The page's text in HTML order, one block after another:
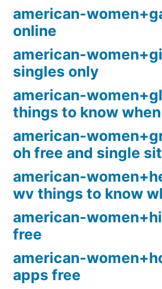
american-
online
american-
singles only
american-
things to know when
american-
oh free and single
american-
wv things to know
american-
free
american-
apps free